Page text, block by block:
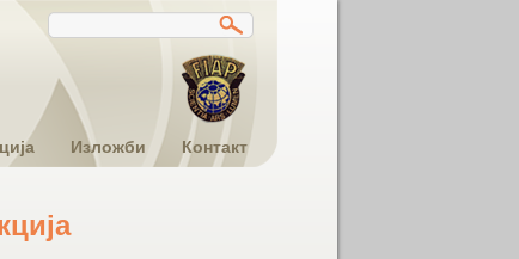
Изложби Контакт